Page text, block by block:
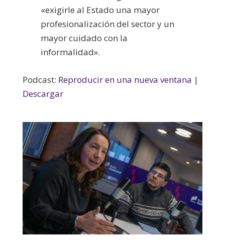
«exigirle al Estado una mayor
profesionalización del sector y un
mayor cuidado con la
informalidad».
Podcast: Reproducir en una nueva ventana |
Descargar